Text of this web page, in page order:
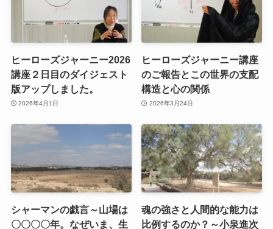
ヒーローズジャーニー2026
講座２日目のダイジェスト
版アップしました。
2026年4月1日
ヒーローズジャーニー講座
のご報告とこの世界の支配
構造と心の関係
2026年3月24日
シャーマンの戯言～山場は
〇〇〇〇年。なぜいま、生
魂の強さと人間的な能力は
比例するのか？～小泉進次